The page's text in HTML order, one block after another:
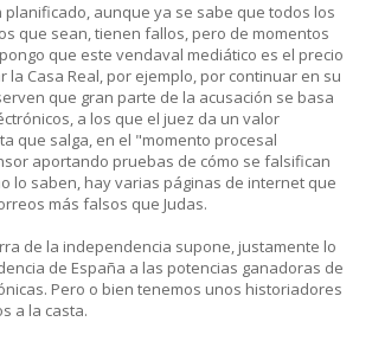
planificado, aunque ya se sabe que todos los
que sean, tienen fallos, pero de momentos
que este vendaval mediático es el precio
la Casa Real, por ejemplo, por continuar en su
que gran parte de la acusación se basa
a los que el juez da un valor
que salga, en el "momento procesal
aportando pruebas de cómo se falsifican
lo saben, hay varias páginas de internet que
más falsos que Judas.
de la independencia supone, justamente lo
de España a las potencias ganadoras de
Pero o bien tenemos unos historiadores
a la casta.